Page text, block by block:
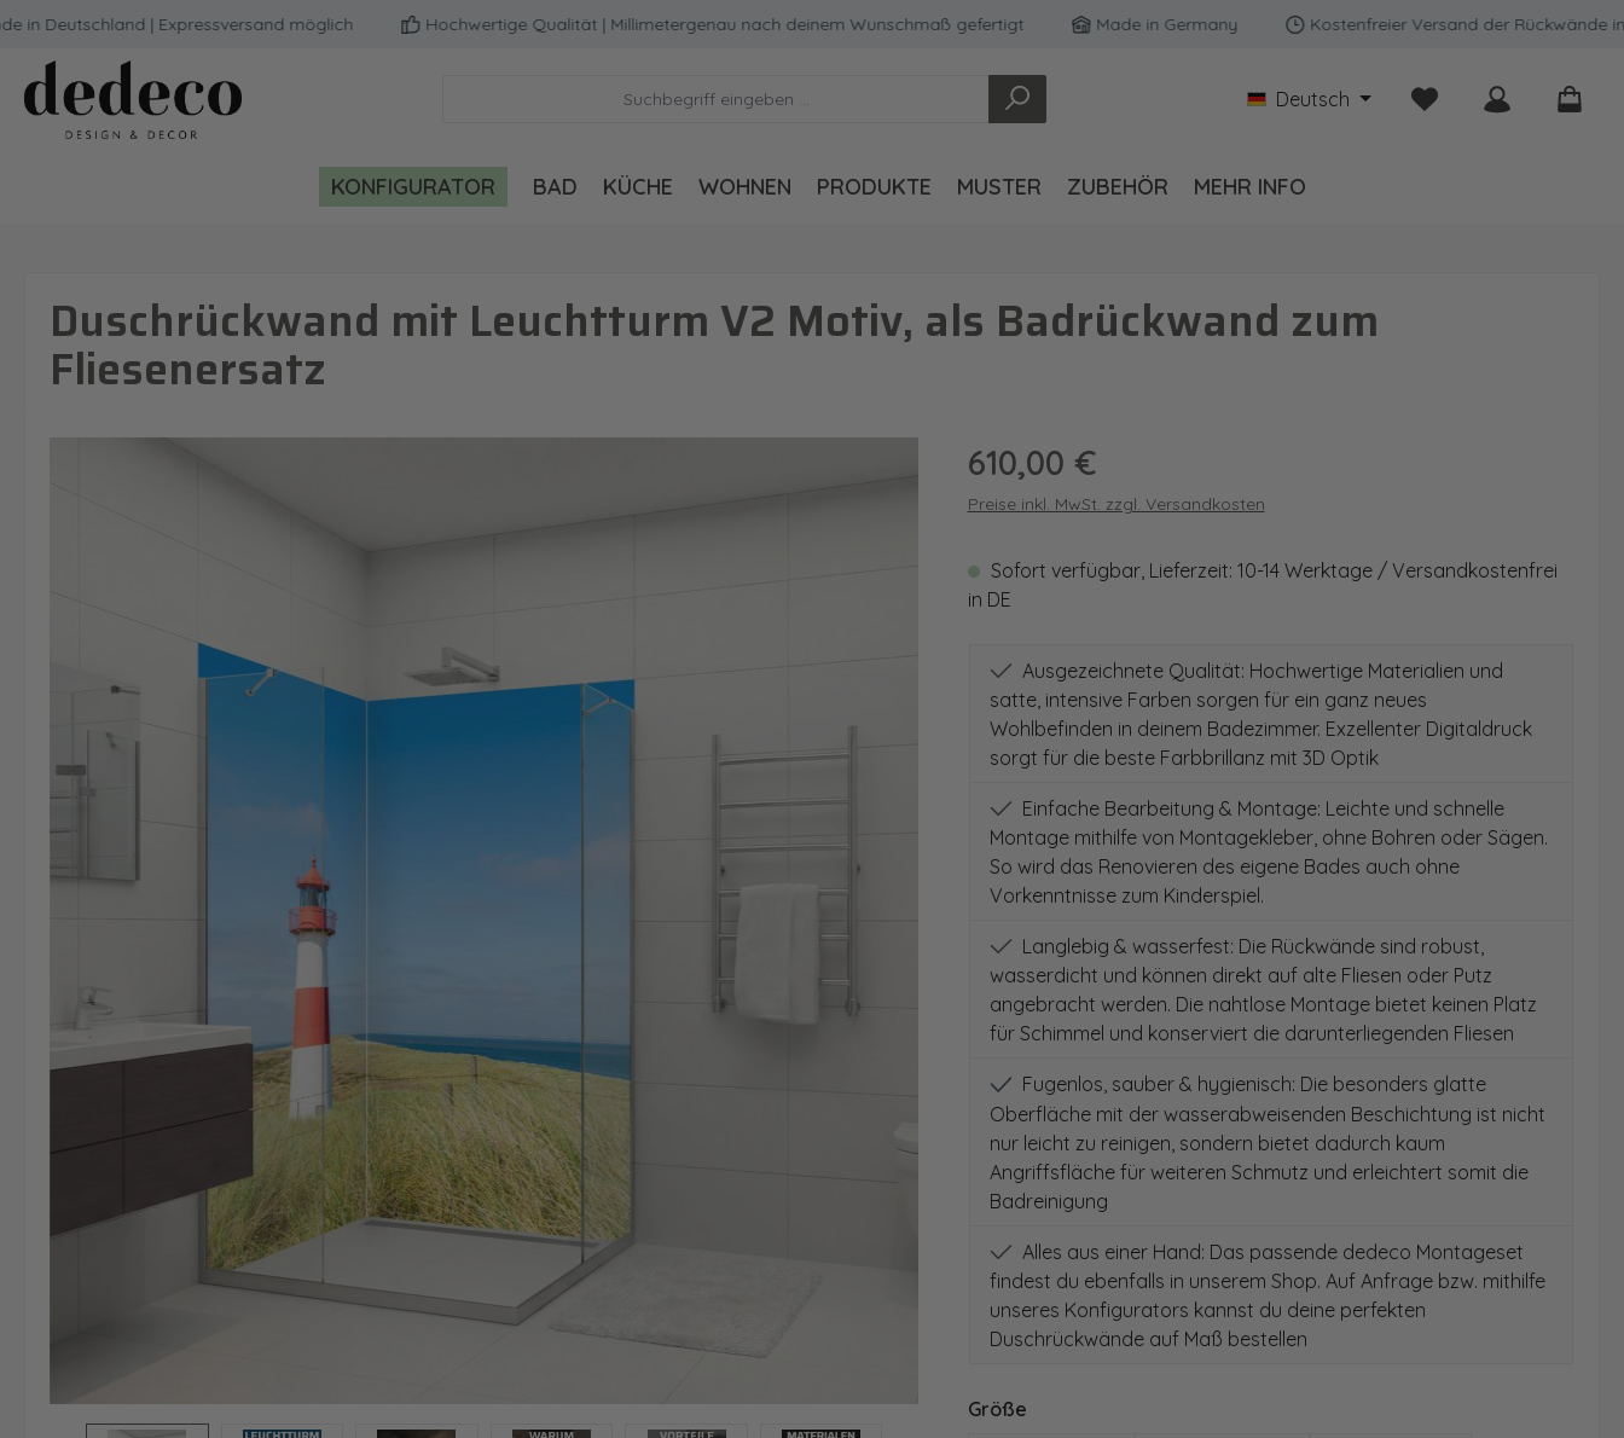
Hauptinhalt springen
Zur Suche springen
Zur Hauptnavigation springen
| Expressversand möglich Hochwertige Qualität | Millimetergenau nach deinem Wunschmaß gefertigt Made in Germany Kostenfreier Versand der Rückwände in
Deutsch Du hast 0 Produkte
KONFIGURATOR BAD KÜCHE WOHNEN PRODUKTE MUSTER ZUBEHÖR MEHR INFO
Duschrückwand mit Leuchtturm V2 Motiv, als Badrückwand zum
Fliesenersatz
Regulärer Preis:
610,00 €
Preise inkl. MwSt. zzgl. Versandkosten
Sofort verfügbar, Lieferzeit: 10-14 Werktage / Versandkostenfrei
in DE
Ausgezeichnete Qualität: Hochwertige Materialien und
satte, intensive Farben sorgen für ein ganz neues
Wohlbefinden in deinem Badezimmer. Exzellenter Digitaldruck
sorgt für die beste Farbbrillanz mit 3D Optik
Einfache Bearbeitung & Montage: Leichte und schnelle
Montage mithilfe von Montagekleber, ohne Bohren oder Sägen.
So wird das Renovieren des eigene Bades auch ohne
Vorkenntnisse zum Kinderspiel.
Langlebig & wasserfest: Die Rückwände sind robust,
wasserdicht und können direkt auf alte Fliesen oder Putz
angebracht werden. Die nahtlose Montage bietet keinen Platz
für Schimmel und konserviert die darunterliegenden Fliesen
Fugenlos, sauber & hygienisch: Die besonders glatte
Oberfläche mit der wasserabweisenden Beschichtung ist nicht
nur leicht zu reinigen, sondern bietet dadurch kaum
Angriffsfläche für weiteren Schmutz und erleichtert somit die
Badreinigung
Alles aus einer Hand: Das passende dedeco Montageset
findest du ebenfalls in unserem Shop. Auf Anfrage bzw. mithilfe
unseres Konfigurators kannst du deine perfekten
Duschrückwände auf Maß bestellen
Größeauswählen